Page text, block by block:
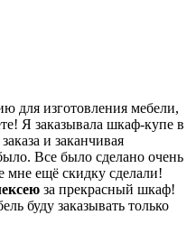
для изготовления мебели,
Я заказывала шкаф-купе в
и заканчивая
Все было сделано очень
мне ещё скидку сделали!
за прекрасный шкаф!
буду заказывать только